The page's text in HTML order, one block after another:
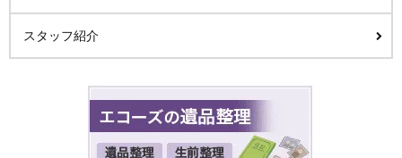
スタッフ紹介